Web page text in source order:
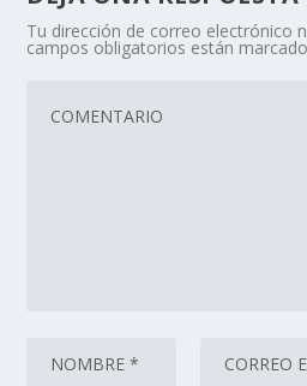
Tu dirección de correo electrónico
campos obligatorios están